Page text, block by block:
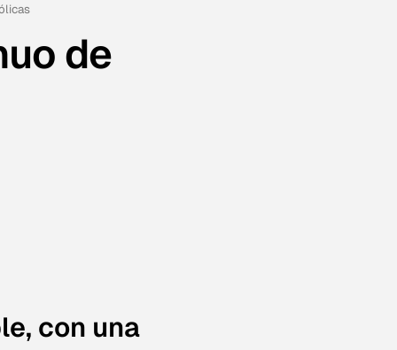
de
con una